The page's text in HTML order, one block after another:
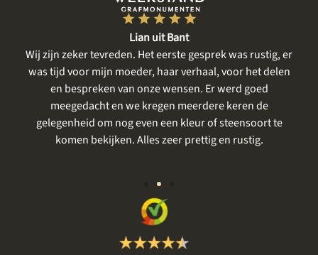
Lian uit Bant
Wij zijn zeker tevreden. Het eerste gesprek was rustig, er
was tijd voor mijn moeder, haar verhaal, voor het delen
en bespreken van onze wensen. Er werd goed
meegedacht en we kregen meerdere keren de
gelegenheid om nog even een kleur of steensoort te
komen bekijken. Alles zeer prettig en rustig.